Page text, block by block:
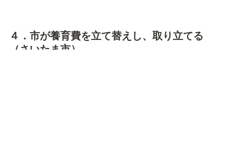
４．市が養育費を立て替えし、取り立てる
（さいたま市）